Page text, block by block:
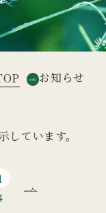
お知らせ
ています。